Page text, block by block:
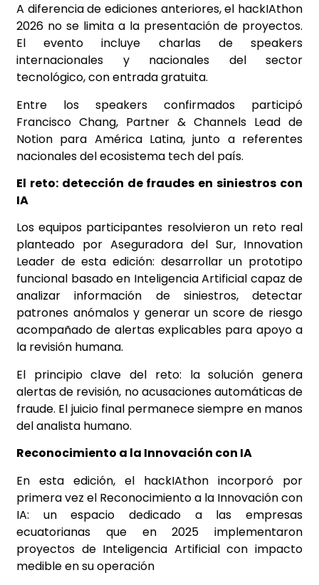
A diferencia de ediciones anteriores, el hackIAthon
2026 no se limita a la presentación de proyectos.
El evento incluye charlas de speakers
internacionales y nacionales del sector
tecnológico, con entrada gratuita.
Entre los speakers confirmados participó
Francisco Chang, Partner & Channels Lead de
Notion para América Latina, junto a referentes
nacionales del ecosistema tech del país.
El reto: detección de fraudes en siniestros con
IA
Los equipos participantes resolvieron un reto real
planteado por Aseguradora del Sur, Innovation
Leader de esta edición: desarrollar un prototipo
funcional basado en Inteligencia Artificial capaz de
analizar información de siniestros, detectar
patrones anómalos y generar un score de riesgo
acompañado de alertas explicables para apoyo a
la revisión humana.
El principio clave del reto: la solución genera
alertas de revisión, no acusaciones automáticas de
fraude. El juicio final permanece siempre en manos
del analista humano.
Reconocimiento a la Innovación con IA
En esta edición, el hackIAthon incorporó por
primera vez el Reconocimiento a la Innovación con
IA: un espacio dedicado a las empresas
ecuatorianas que en 2025 implementaron
proyectos de Inteligencia Artificial con impacto
medible en su operación